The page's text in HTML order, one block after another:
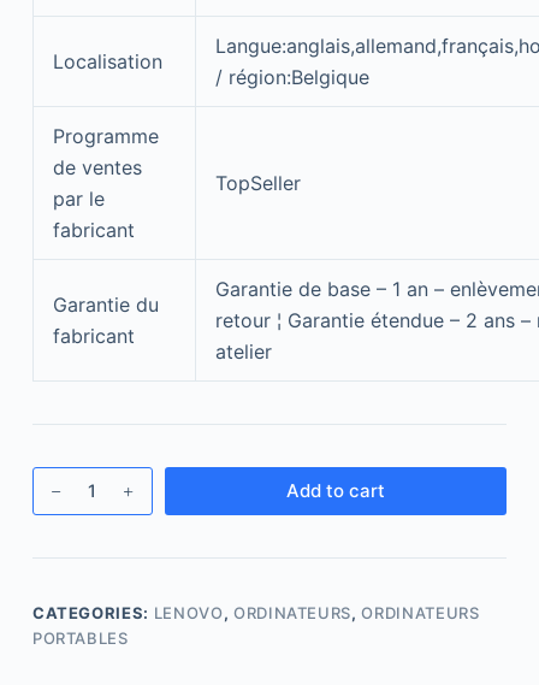
Localisation
/ région:Belgique
Programme
de ventes
par le
fabricant
TopSeller
Garantie du
fabricant
Garantie de base – 1 an –
retour ¦ Garantie étendue – 2 ans –
atelier
Add to cart
CATEGORIES: LENOVO, ORDINATEURS,ORDINATEURS
PORTABLES